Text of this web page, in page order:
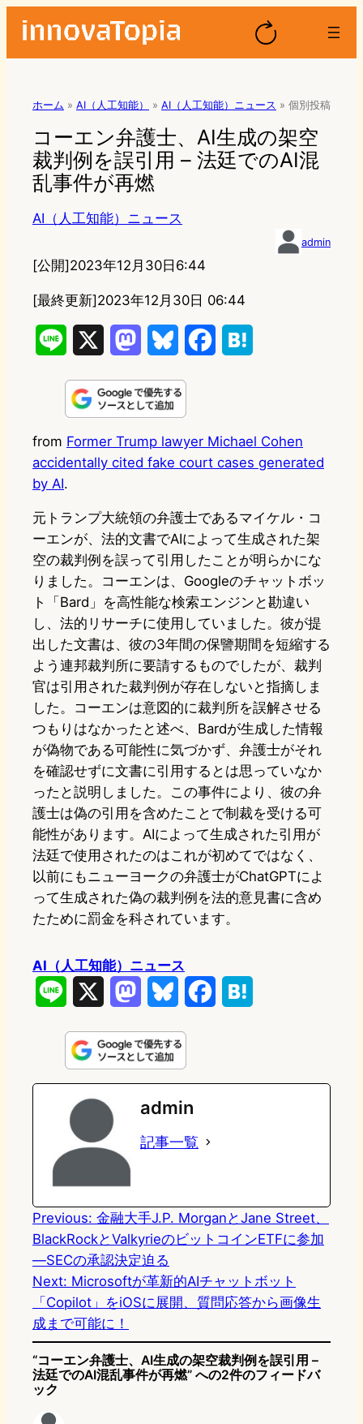
ホーム » AI（人工知能） » AI（人工知能）ニュース » 個別投稿
コーエン弁護士、AI生成の架空
裁判例を誤引用 – 法廷でのAI混
乱事件が再燃
AI（人工知能）ニュース
admin
[公開]2023年12月30日6:44
[最終更新]2023年12月30日 06:44
n
e
s
o
o
n
u
s
y
e
b
o
k
e
n
from Former Trump lawyer Michael Cohen
accidentally cited fake court cases generated
by AI.
元トランプ大統領の弁護士であるマイケル・コ
ーエンが、法的文書でAIによって生成された架
空の裁判例を誤って引用したことが明らかにな
りました。コーエンは、Googleのチャットボッ
ト「Bard」を高性能な検索エンジンと勘違い
し、法的リサーチに使用していました。彼が提
出した文書は、彼の3年間の保譼期間を短縮する
よう連邦裁判所に要請するものでしたが、裁判
官は引用された裁判例が存在しないと指摘しま
した。コーエンは意図的に裁判所を誤解させる
つもりはなかったと述べ、Bardが生成した情報
が偽物である可能性に気づかず、弁護士がそれ
を確認せずに文書に引用するとは思っていなか
ったと説明しました。この事件により、彼の弁
護士は偽の引用を含めたことで制裁を受ける可
能性があります。AIによって生成された引用が
法廷で使用されたのはこれが初めてではなく、
以前にもニューヨークの弁護士がChatGPTによ
って生成された偽の裁判例を法的意見書に含め
たために罰金を科されています。
AI（人工知能）ニュース
n
e
s
t
o
d
n
u
e
s
k
e
k
e
admin
記事一覧
Previous: 金融大手J.P. MorganとJane Street、
BlackRockとValkyrieのビットコインETFに参加
―SECの承認決定迫る
Next: Microsoftが革新的AIチャットボット
「Copilot」をiOSに展開、質問応答から画像生
成まで可能に！
“コーエン弁護士、AI生成の架空裁判例を誤引用 –
法廷でのAI混乱事件が再燃” への2件のフィードバ
ック